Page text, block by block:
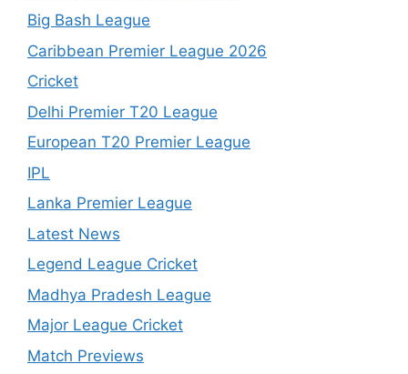
Big Bash League
Caribbean Premier League 2026
Cricket
Delhi Premier T20 League
European T20 Premier League
IPL
Lanka Premier League
Latest News
Legend League Cricket
Madhya Pradesh League
Major League Cricket
Match Previews